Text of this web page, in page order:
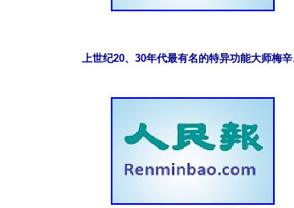
上世纪20、30年代最有名的特异功能大师梅辛